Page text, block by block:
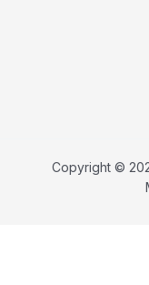
Copyright ©